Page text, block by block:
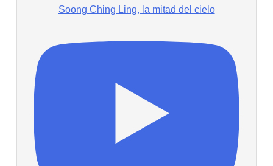
Soong Ching Ling, la mitad del cielo